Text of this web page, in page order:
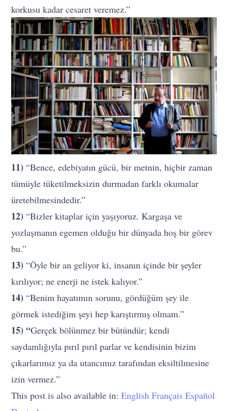
korkusu kadar cesaret veremez.”
11) “Bence, edebiyatın gücü, bir metnin, hiçbir zaman
tümüyle tüketilmeksizin durmadan farklı okumalar
üretebilmesindedir.”
12)“Bizler kitaplar için yaşıyoruz. Kargaşa ve
yozlaşmanın egemen olduğu bir dünyada hoş bir görev
bu.”
13) “Öyle bir an geliyor ki, insanın içinde bir şeyler
kırılıyor; ne enerji ne istek kalıyor.”
14) “Benim hayatımın sorunu, gördüğüm şey ile
görmek istediğim şeyi hep karıştırmış olmam.”
15) “Gerçek bölünmez bir bütündür; kendi
saydamlığıyla pırıl pırıl parlar ve kendisinin bizim
çıkarlarımız ya da utancımız tarafından eksiltilmesine
izin vermez.”
This post is also available in:English Français Español